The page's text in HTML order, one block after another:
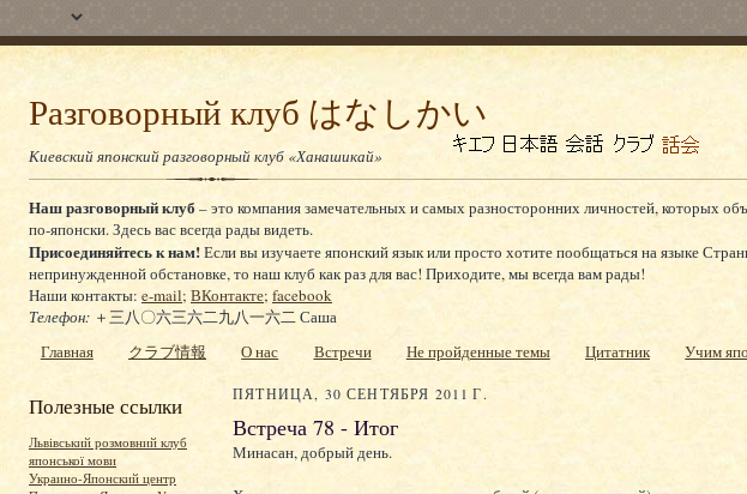
Разговорный клуб はなしかい
Киевский японский разговорный клуб «Ханашикай»
Наш разговорный клуб – это компания замечательных и самых разносторонних личностей, которых
по-японски. Здесь вас всегда рады видеть.
Присоединяйтесь к нам!Если вы изучаете японский язык или просто хотите пообщаться на языке
непринужденной обстановке, то наш клуб как раз для вас! Приходите, мы всегда вам рады!
Наши контакты: e-mail; ВКонтакте; facebook
Телефон: ＋三八〇六三六二九八一六二 Саша
Главная
クラブ情報 О нас Встречи Не пройденные темы Цитатник Учим
Полезные ссылки
Львівський розмовний клуб
японської мови
Украино-Японский центр
ПЯТНИЦА, 30 СЕНТЯБРЯ 2011 Г.
Встреча 78 - Итог
Минасан, добрый день.